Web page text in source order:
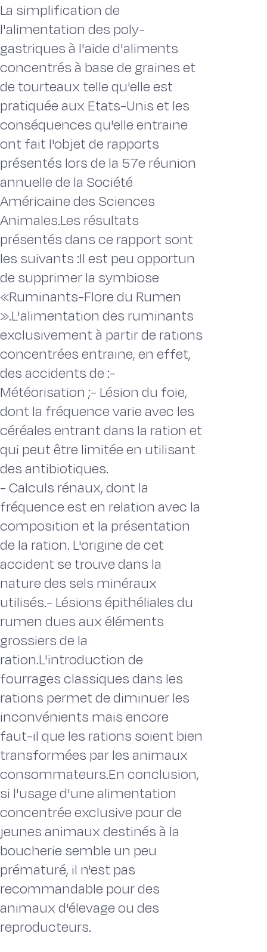
La simplification de
l'alimentation des poly-
gastriques à l'aide d'aliments
concentrés à base de graines et
de tourteaux telle qu'elle est
pratiquée aux Etats-Unis et les
conséquences qu'elle entraine
ont fait l'objet de rapports
présentés lors de la 57e réunion
annuelle de la Société
Américaine des Sciences
Animales.Les résultats
présentés dans ce rapport sont
les suivants :Il est peu opportun
de supprimer la symbiose
«Ruminants-Flore du Rumen
».L'alimentation des ruminants
exclusivement à partir de rations
concentrées entraine, en effet,
des accidents de :-
Météorisation ;- Lésion du foie,
dont la fréquence varie avec les
céréales entrant dans la ration et
qui peut être limitée en utilisant
des antibiotiques.
- Calculs rénaux, dont la
fréquence est en relation avec la
composition et la présentation
de la ration. L'origine de cet
accident se trouve dans la
nature des sels minéraux
utilisés.- Lésions épithéliales du
rumen dues aux éléments
grossiers de la
ration.L'introduction de
fourrages classiques dans les
rations permet de diminuer les
inconvénients mais encore
faut-il que les rations soient bien
transformées par les animaux
consommateurs.En conclusion,
si l'usage d'une alimentation
concentrée exclusive pour de
jeunes animaux destinés à la
boucherie semble un peu
prématuré, il n'est pas
recommandable pour des
animaux d'élevage ou des
reproducteurs.